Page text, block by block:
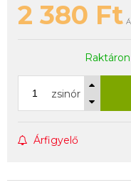
2 380 Ft
zsinór
Árfigyelő